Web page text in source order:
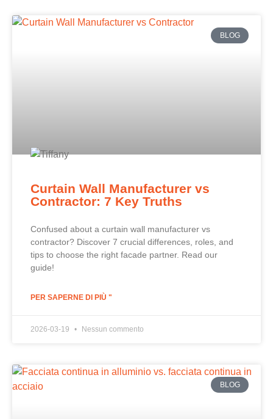
BLOG
Curtain Wall Manufacturer vs
Contractor: 7 Key Truths
Confused about a curtain wall manufacturer vs
contractor? Discover 7 crucial differences, roles, and
tips to choose the right facade partner. Read our
guide!
PER SAPERNE DI PIÙ "
2026-03-19 Nessun commento
BLOG